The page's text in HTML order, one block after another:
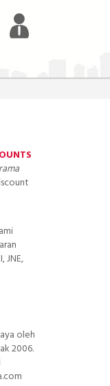
JNE,
oleh
2006.